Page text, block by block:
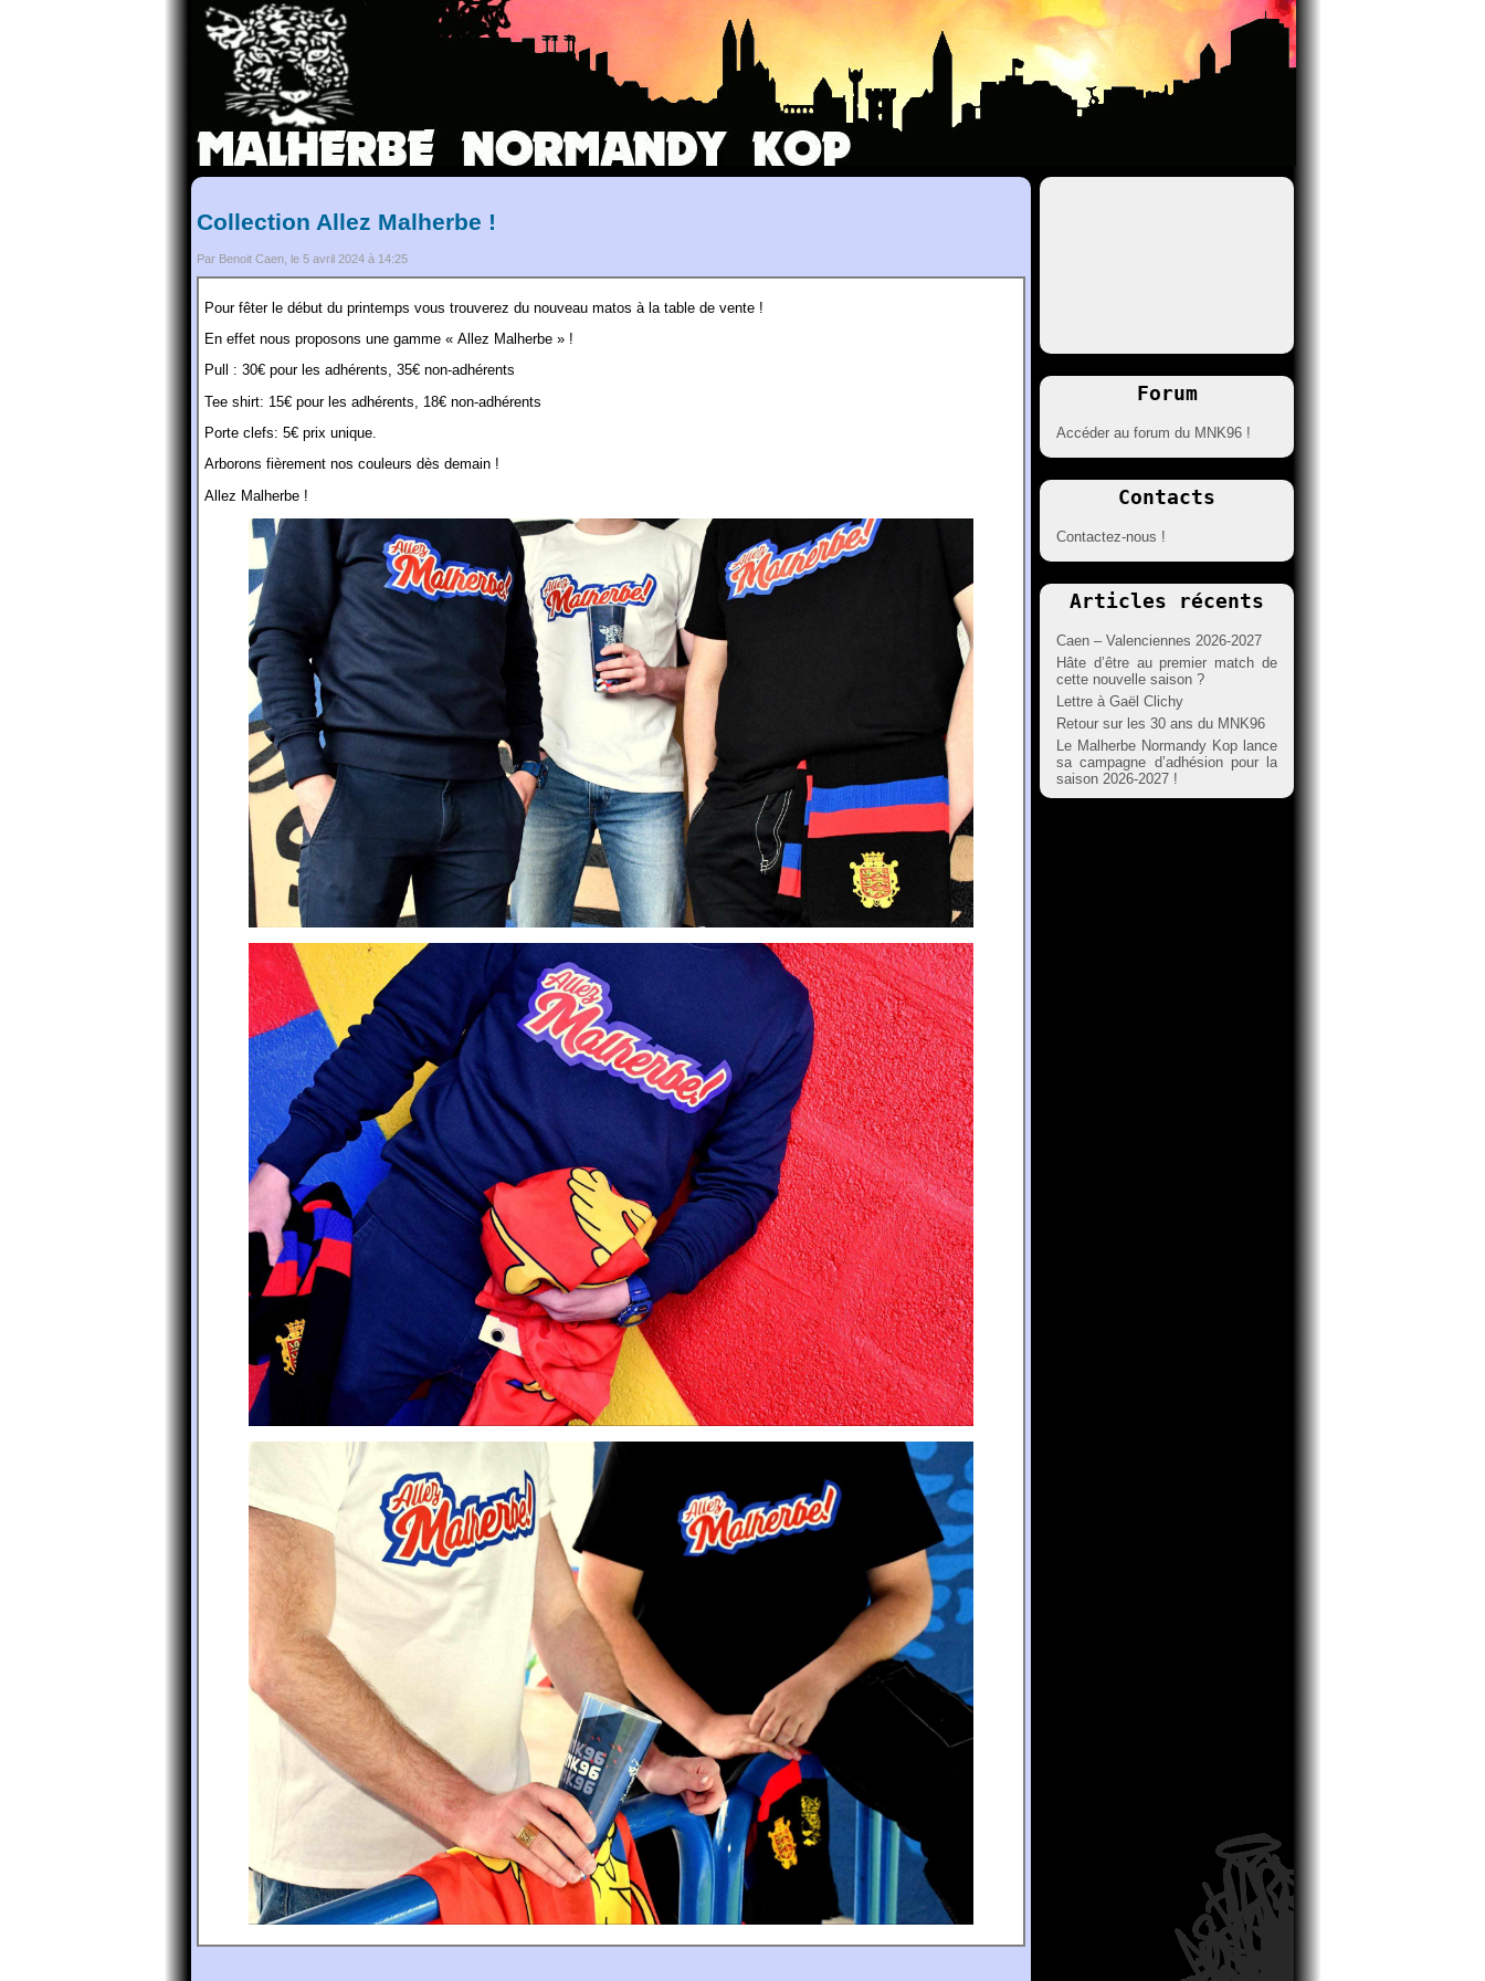
Collection Allez Malherbe !
Par Benoit Caen, le 5 avril 2024 à 14:25
Pour fêter le début du printemps vous trouverez du nouveau matos à la table de vente !
En effet nous proposons une gamme « Allez Malherbe » !
Pull : 30€ pour les adhérents, 35€ non-adhérents
Tee shirt: 15€ pour les adhérents, 18€ non-adhérents
Porte clefs: 5€ prix unique.
Arborons fièrement nos couleurs dès demain !
Allez Malherbe !
Forum
Accéder au forum du MNK96 !
Contacts
Contactez-nous !
Articles récents
Caen – Valenciennes 2026-2027
Hâte d’être au premier match de
cette nouvelle saison ?
Lettre à Gaël Clichy
Retour sur les 30 ans du MNK96
Le Malherbe Normandy Kop lance
sa campagne d’adhésion pour la
saison 2026-2027 !